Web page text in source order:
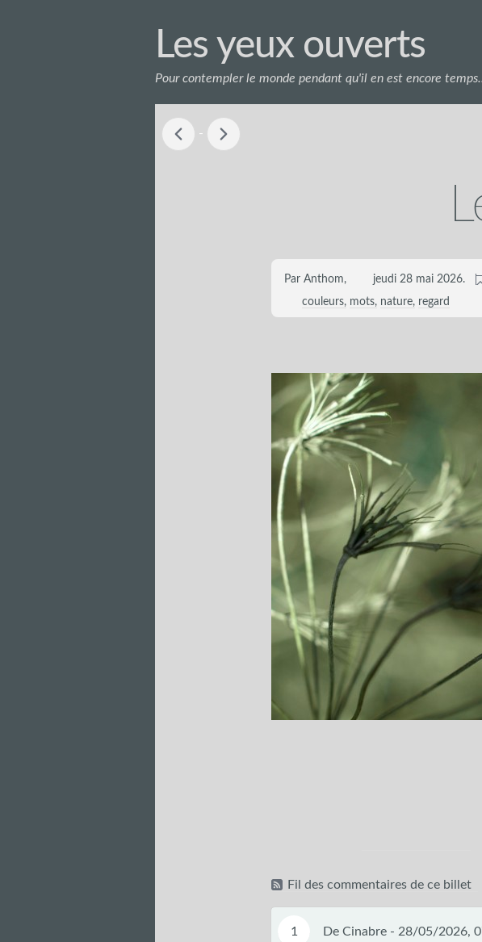
Les yeux ouverts
Pour contempler le monde pendant qu'il en est encore
-
Par Anthom, jeudi 28 mai 2026.
couleurs mots nature regard
Fil des commentaires de ce billet
1 De Cinabre - 28/05/2026,